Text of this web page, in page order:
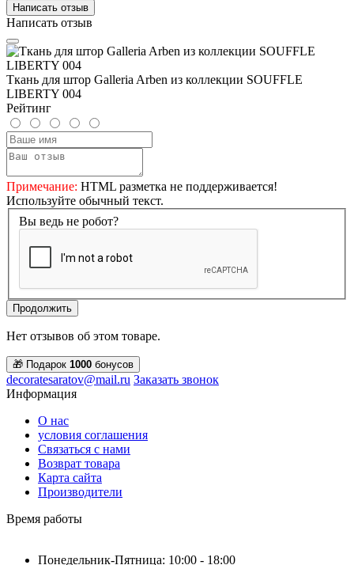
Написать отзыв
Написать отзыв
Ткань для штор Galleria Arben из коллекции SOUFFLE
LIBERTY 004
Рейтинг
Примечание: HTML разметка не поддерживается!
Используйте обычный текст.
Вы ведь не робот?
Продолжить
Нет отзывов об этом товаре.
🎁 Подарок 1000 бонусов
decoratesaratov@mail.ru Заказать звонок
Информация
О нас
условия соглашения
Связаться с нами
Возврат товара
Карта сайта
Производители
Время работы
Понедельник-Пятница: 10:00 - 18:00